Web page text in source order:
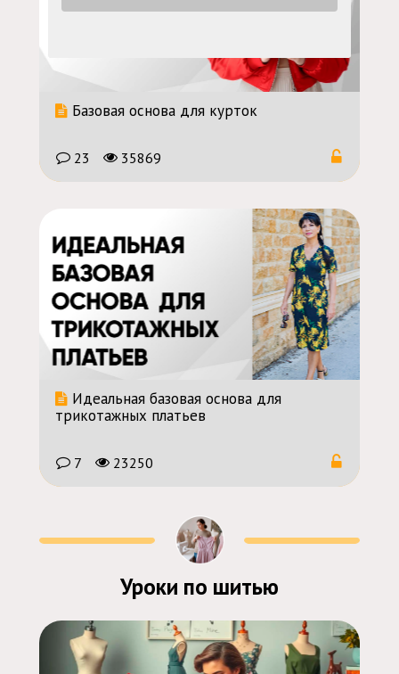
Базовая основа для курток
23 35869
Идеальная базовая основа для
трикотажных платьев
7 23250
Уроки по шитью